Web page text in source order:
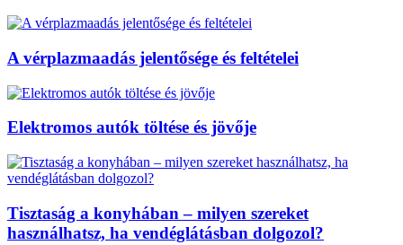
A vérplazmaadás jelentősége és feltételei
Elektromos autók töltése és jövője
Tisztaság a konyhában – milyen szereket
használhatsz, ha vendéglátásban dolgozol?